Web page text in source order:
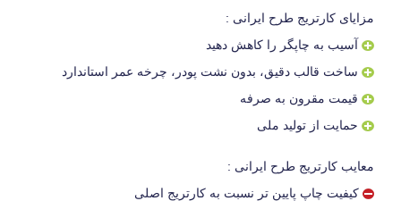
مزایای کارتریج طرح ایرانی :
آسیب به چاپگر را کاهش دهید
ساخت قالب دقیق، بدون نشت پودر، چرخه عمر استاندارد
قیمت مقرون به صرفه
حمایت از تولید ملی
معایب کارتریج طرح ایرانی :
کیفیت چاپ پایین تر نسبت به کارتریج اصلی